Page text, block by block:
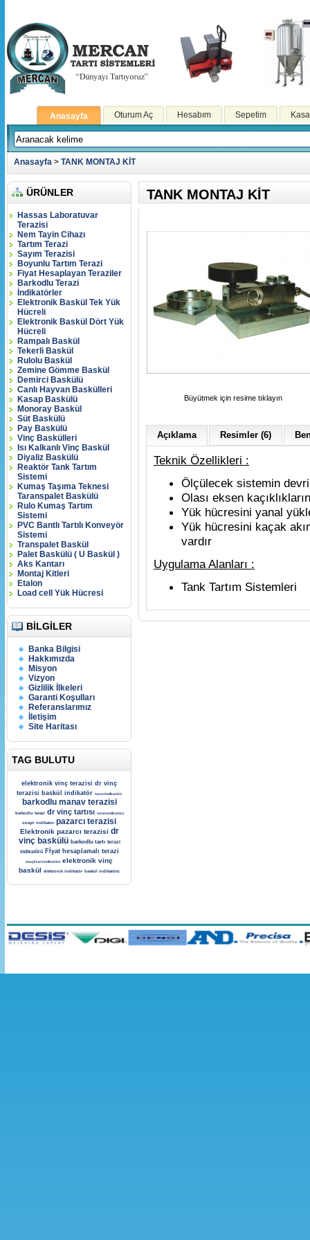
Anasayfa Oturum Aç Hesabım Sepetim
Anasayfa > TANK MONTAJ KİT
ÜRÜNLER
Hassas Laboratuvar
Terazisi
Nem Tayin Cihazı
Tartım Terazi
Sayım Terazisi
Boyunlu Tartım Terazi
Fiyat Hesaplayan Teraziler
Barkodlu Terazi
İndikatörler
Elektronik Baskül Tek Yük
Hücreli
Elektronik Baskül Dört Yük
Hücreli
Rampalı Baskül
Tekerli Baskül
Rulolu Baskül
Zemine Gömme Baskül
Demirci Baskülü
Canlı Hayvan Baskülleri
Kasap Baskülü
Monoray Baskül
Süt Baskülü
Pay Baskülü
Vinç Baskülleri
Isı Kalkanlı Vinç Baskül
Diyaliz Baskülü
Reaktör Tank Tartım
Sistemi
Kumaş Taşıma Teknesi
Taranspalet Baskülü
Rulo Kumaş Tartım
Sistemi
PVC Bantlı Tartılı Konveyör
Sistemi
Transpalet Baskül
Palet Baskülü ( U Baskül )
Aks Kantarı
Montaj Kitleri
Etalon
Load cell Yük Hücresi
BILGILER
Banka Bilgisi
Hakkımızda
Misyon
Vizyon
Gizlilik İlkeleri
Garanti Koşulları
Referanslarımız
İletişim
Site Haritası
TAG BULUTU
elektronik vinç terazisi dr vinç
terazisi baskül indikatör tarezi indikatörü
barkodlu manav terazisi
barkodlu terazi dr vinç tartısı tartım indikatörü
onaylı indikator pazarcı terazisi
Elektronik pazarcı terazisi dr
vinç baskülü barkodlu tartı terazi
indikatörü
Fİyat hesaplamalı terazi
onaylı tartı indikatörü elektronik vinç
baskül
elektronik indikatör baskül indikatörü
TANK MONTAJ KİT
Büyütmek için resime tıklayın
Açıklama Resimler (6)
Teknik Özellikleri :
Ölçülecek sistemin
Olası eksen
Yük hücresini yanal
Yük hücresini kaçak
vardır
Uygulama Alanları :
Tank Tartım Sistemleri